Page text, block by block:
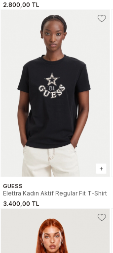
2.800,00 TL
GUESS
Elettra Kadın Aktif Regular Fit T-Shirt
3.400,00 TL